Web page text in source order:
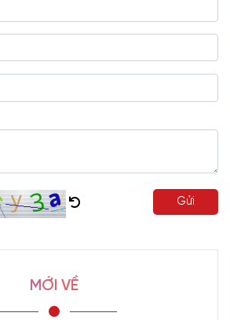
Gửi
MỚI VỀ